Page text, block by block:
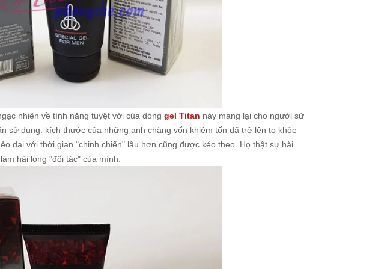
nhiên về tính năng tuyệt vời của dòng gel Titan này mang lại cho người sử
sử dụng. kích thước của những anh chàng vốn khiêm tốn đã trở lên to khỏe
dai với thời gian "chinh chiến" lâu hơn cũng được kéo theo. Họ thật sự hài
hài lòng "đối tác" của mình.